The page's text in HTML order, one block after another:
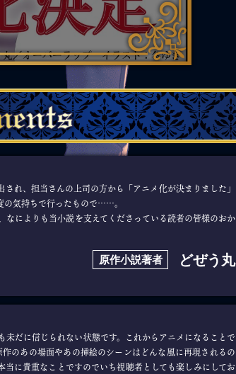
れ、担当さんの上司の方から「アニメ化が決まりました」
の気持ちで行ったもので……。
によりも当小説を支えてくださっている読者の皆様のおか
原作小説著者 どぜう丸
だに信じられない状態です。これからアニメになることで
のあの場面やあの挿絵のシーンはどんな風に再現されるの
に貴重なことですのでいち視聴者としても楽しみにしてお